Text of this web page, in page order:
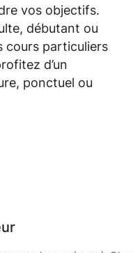
vos objectifs.
débutant ou
cours particuliers
d’un
ponctuel ou